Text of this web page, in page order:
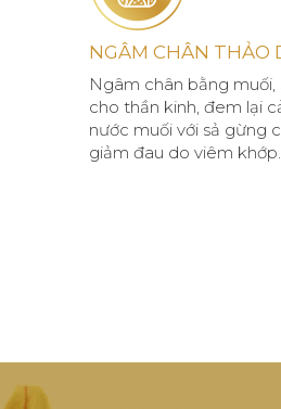
NGÂM CHÂN THẢO
Ngâm chân bằng
cho thần kinh, đem lại
nước muối với sả gừng
giảm đau do viêm khớp.